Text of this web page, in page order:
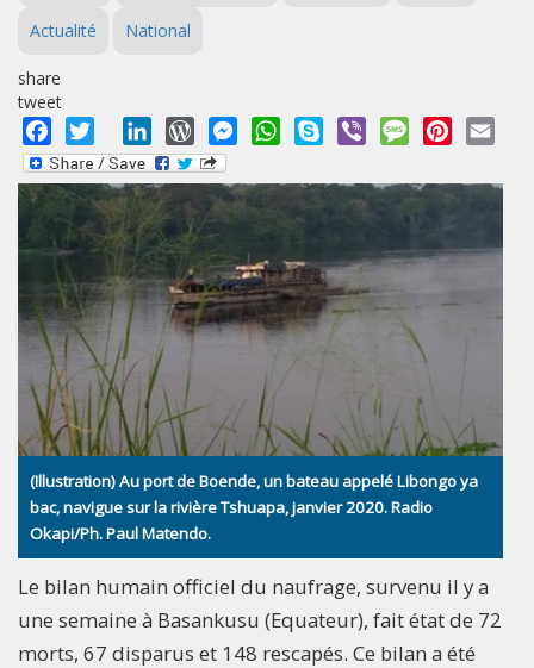
Actualité National
share
tweet
Facebook
Twitter LinkedInWordPressMessengerWhatsApp
Skype Viber MessagePinterest
(Illustration) Au port de Boende, un bateau appelé Libongo ya
bac, navigue sur la rivière Tshuapa, janvier 2020. Radio
Okapi/Ph. Paul Matendo.
Le bilan humain officiel du naufrage, survenu il y a
une semaine à Basankusu (Equateur), fait état de 72
morts, 67 disparus et 148 rescapés. Ce bilan a été